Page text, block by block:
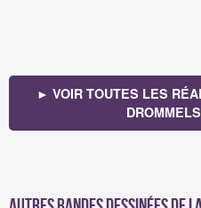
► VOIR TOUTES LES